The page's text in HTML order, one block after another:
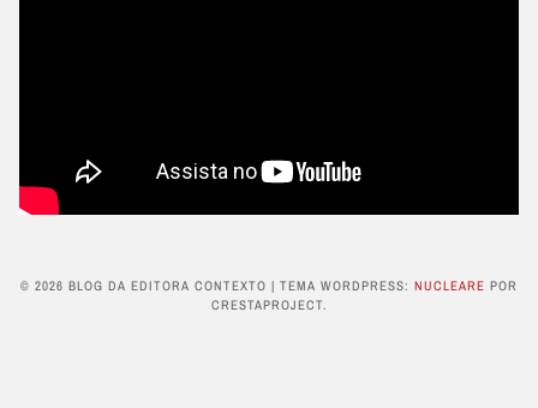
© 2026 BLOG DA EDITORA CONTEXTO | TEMA WORDPRESS: NUCLEARE POR
CRESTAPROJECT.